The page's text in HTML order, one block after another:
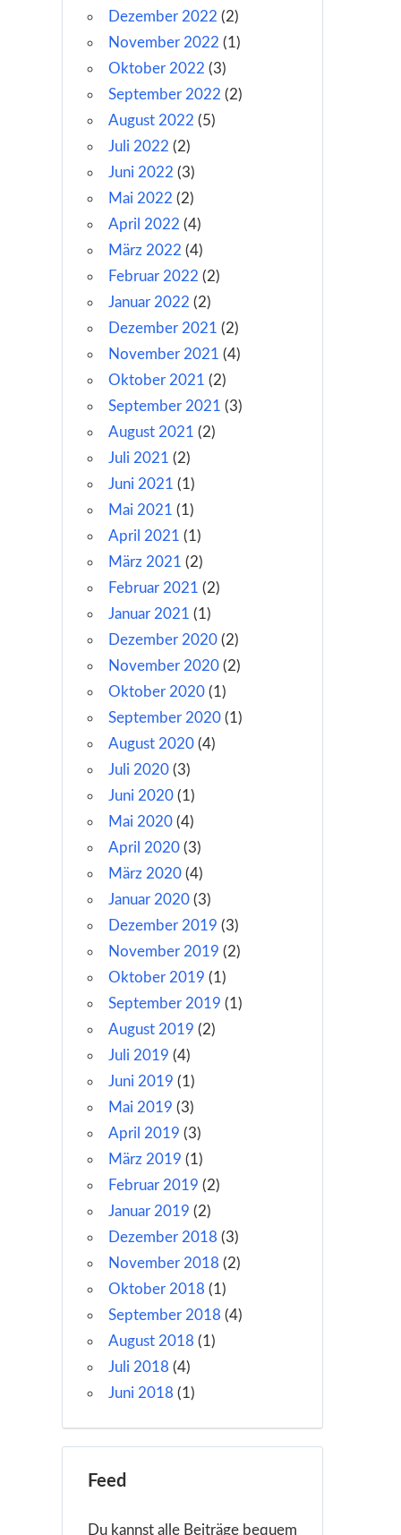
Dezember 2022 (2)
November 2022 (1)
Oktober 2022 (3)
September 2022 (2)
August 2022 (5)
Juli 2022 (2)
Juni 2022 (3)
Mai 2022 (2)
April 2022 (4)
März 2022 (4)
Februar 2022 (2)
Januar 2022 (2)
Dezember 2021 (2)
November 2021 (4)
Oktober 2021 (2)
September 2021 (3)
August 2021 (2)
Juli 2021 (2)
Juni 2021 (1)
Mai 2021 (1)
April 2021 (1)
März 2021 (2)
Februar 2021 (2)
Januar 2021 (1)
Dezember 2020(2)
November 2020(2)
Oktober 2020(1)
September 2020(1)
August 2020(4)
Juli 2020(3)
Juni 2020(1)
Mai 2020(4)
April 2020(3)
März 2020(4)
Januar 2020(3)
Dezember 2019 (3)
November 2019 (2)
Oktober 2019 (1)
September 2019 (1)
August 2019 (2)
Juli 2019 (4)
Juni 2019 (1)
Mai 2019 (3)
April 2019 (3)
März 2019 (1)
Februar 2019 (2)
Januar 2019 (2)
Dezember 2018 (3)
November 2018 (2)
Oktober 2018 (1)
September 2018 (4)
August 2018 (1)
Juli 2018 (4)
Juni 2018 (1)
Feed
Du kannst alle Beiträge bequem